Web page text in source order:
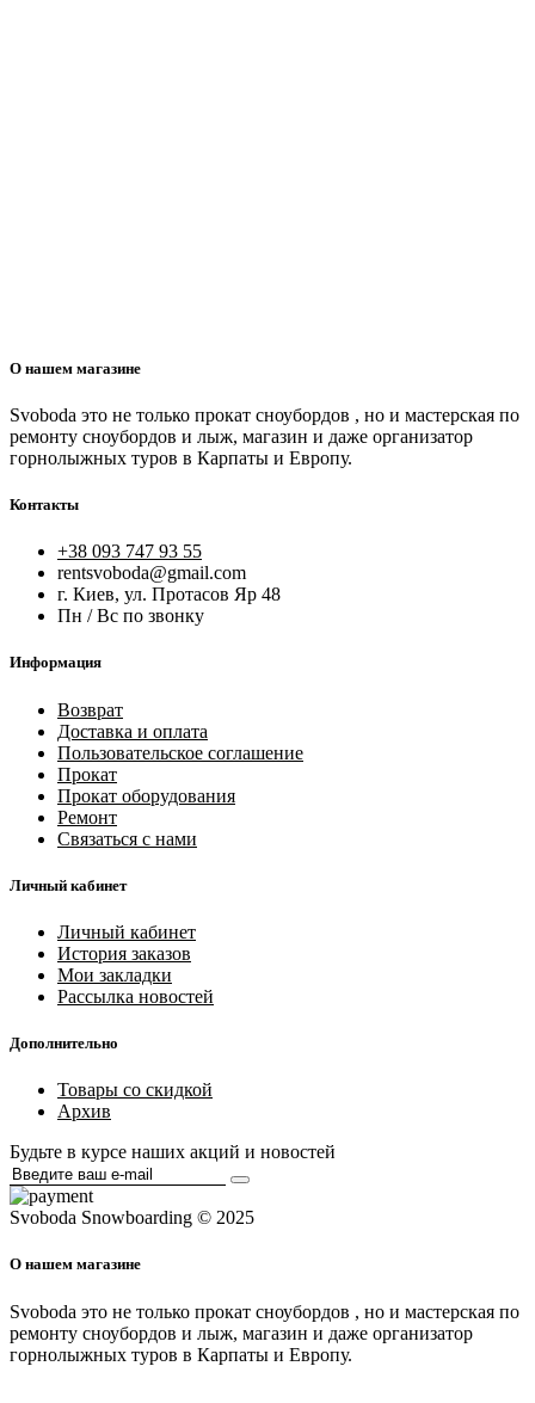
О нашем магазине
Svoboda это не только прокат сноубордов , но и мастерская по
ремонту сноубордов и лыж, магазин и даже организатор
горнолыжных туров в Карпаты и Европу.
Контакты
+38 093 747 93 55
rentsvoboda@gmail.com
г. Киев, ул. Протасов Яр 48
Пн / Вс по звонку
Информация
Возврат
Доставка и оплата
Пользовательское соглашение
Прокат
Прокат оборудования
Ремонт
Связаться с нами
Личный кабинет
Личный кабинет
История заказов
Мои закладки
Рассылка новостей
Дополнительно
Товары со скидкой
Архив
Будьте в курсе наших акций и новостей
Svoboda Snowboarding © 2025
О нашем магазине
Svoboda это не только прокат сноубордов , но и мастерская по
ремонту сноубордов и лыж, магазин и даже организатор
горнолыжных туров в Карпаты и Европу.